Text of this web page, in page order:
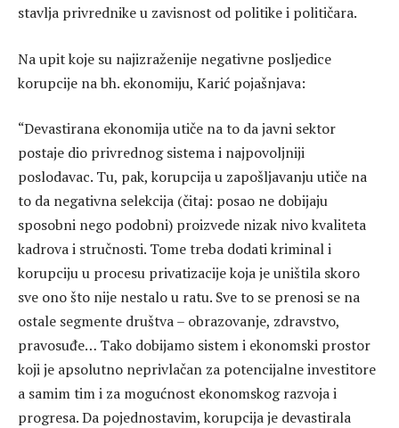
stavlja privrednike u zavisnost od politike i političara.
Na upit koje su najizraženije negativne posljedice
korupcije na bh. ekonomiju, Karić pojašnjava:
“Devastirana ekonomija utiče na to da javni sektor
postaje dio privrednog sistema i najpovoljniji
poslodavac. Tu, pak, korupcija u zapošljavanju utiče na
to da negativna selekcija (čitaj: posao ne dobijaju
sposobni nego podobni) proizvede nizak nivo kvaliteta
kadrova i stručnosti. Tome treba dodati kriminal i
korupciju u procesu privatizacije koja je uništila skoro
sve ono što nije nestalo u ratu. Sve to se prenosi se na
ostale segmente društva – obrazovanje, zdravstvo,
pravosuđe… Tako dobijamo sistem i ekonomski prostor
koji je apsolutno neprivlačan za potencijalne investitore
a samim tim i za mogućnost ekonomskog razvoja i
progresa. Da pojednostavim, korupcija je devastirala